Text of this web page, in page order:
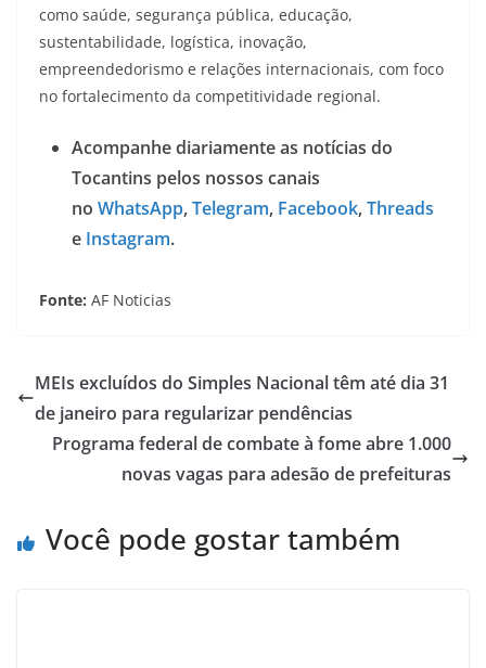
como saúde, segurança pública, educação,
sustentabilidade, logística, inovação,
empreendedorismo e relações internacionais, com foco
no fortalecimento da competitividade regional.
Acompanhe diariamente as notícias do
Tocantins pelos nossos canais
no WhatsApp,Telegram, Facebook,Threads
e Instagram.
Fonte: AF Noticias
MEIs excluídos do Simples Nacional têm até dia 31
de janeiro para regularizar pendências
Programa federal de combate à fome abre 1.000
novas vagas para adesão de prefeituras
Você pode gostar também